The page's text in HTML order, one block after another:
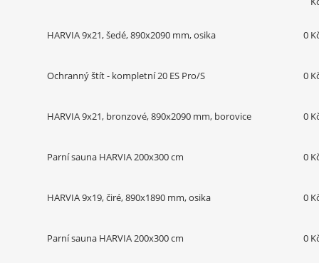
HARVIA 9x21, šedé, 890x2090 mm, osika 0
Ochranný štít - kompletní 20 ES Pro/S 0
HARVIA 9x21, bronzové, 890x2090 mm, borovice 0
Parní sauna HARVIA 200x300 cm 0
HARVIA 9x19, čiré, 890x1890 mm, osika 0
Parní sauna HARVIA 200x300 cm 0